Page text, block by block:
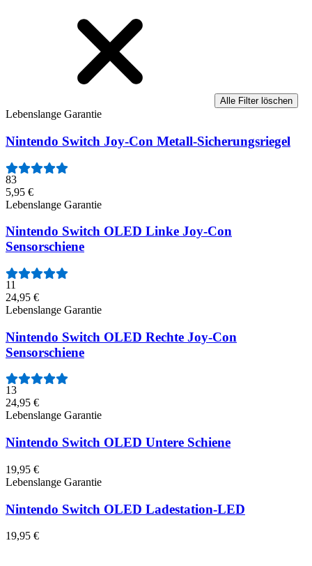
Alle Filter löschen
Lebenslange Garantie
Nintendo Switch Joy-Con Metall-Sicherungsriegel
83
5,95 €
Lebenslange Garantie
Nintendo Switch OLED Linke Joy-Con
Sensorschiene
11
24,95 €
Lebenslange Garantie
Nintendo Switch OLED Rechte Joy-Con
Sensorschiene
13
24,95 €
Lebenslange Garantie
Nintendo Switch OLED Untere Schiene
19,95 €
Lebenslange Garantie
Nintendo Switch OLED Ladestation-LED
19,95 €